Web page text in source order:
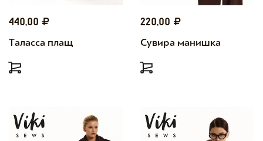
440,00
Таласса плащ
220,00
Сувира манишка